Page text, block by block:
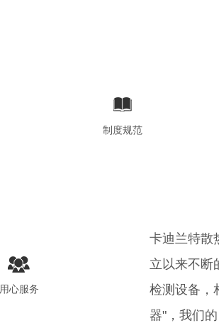
用心服务
制度规范
卡迪兰特散
立以来不断
检测设备，
器"，我们